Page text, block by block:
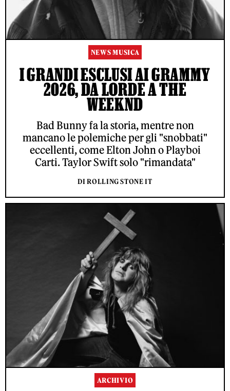
NEWS MUSICA
I GRANDI ESCLUSI AI GRAMMY
2026, DA LORDE A THE
WEEKND
Bad Bunny fa la storia, mentre non
mancano le polemiche per gli "snobbati"
eccellenti, come Elton John o Playboi
Carti. Taylor Swift solo "rimandata"
DI ROLLING STONE IT
ARCHIVIO